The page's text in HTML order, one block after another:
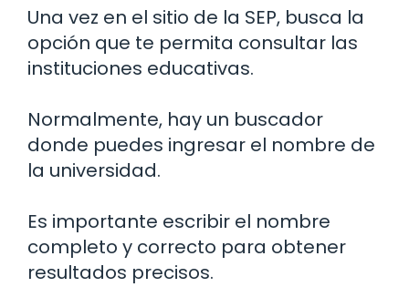
Una vez en el sitio de la SEP, busca la
opción que te permita consultar las
instituciones educativas.
Normalmente, hay un buscador
donde puedes ingresar el nombre de
la universidad.
Es importante escribir el nombre
completo y correcto para obtener
resultados precisos.